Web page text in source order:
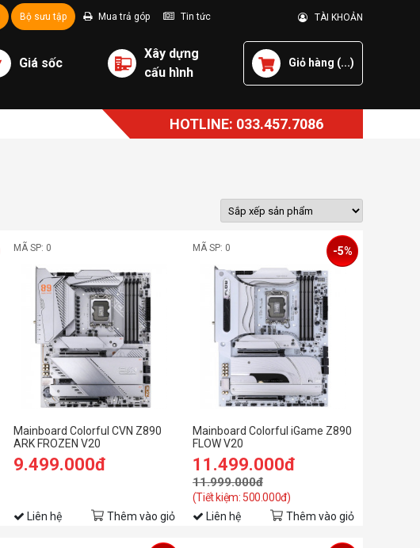
Bộ sưu tập Mua trả góp Tin tức TÀI KHOẢN
Giá sốc
Xây dựng
cấu hình
Giỏ hàng (...)
HOTLINE: 033.457.7086
MÃ SP: 0
Mainboard Colorful CVN Z890
ARK FROZEN V20
9.499.000đ
Liên hệ Thêm vào giỏ
MÃ SP: 0
Mainboard Colorful iGame Z890
FLOW V20
11.499.000đ
11.999.000đ
(Tiết kiệm: 500.000đ)
-5%
Liên hệ Thêm vào giỏ